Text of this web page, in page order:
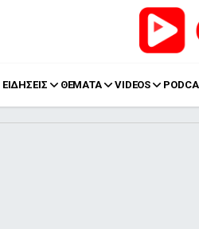
ΕΙΔΗΣΕΙΣ ΘΕΜΑΤΑ VIDEOS